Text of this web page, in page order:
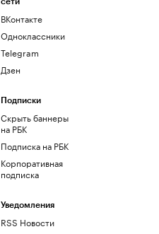
ВКонтакте
Одноклассники
Telegram
Дзен
Подписки
Скрыть баннеры
на РБК
Подписка на РБК
Корпоративная
подписка
Уведомления
RSS Новости